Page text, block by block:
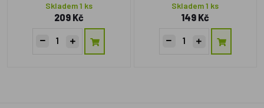
Skladem 1 ks
209 Kč
Skladem 1 ks
149 Kč